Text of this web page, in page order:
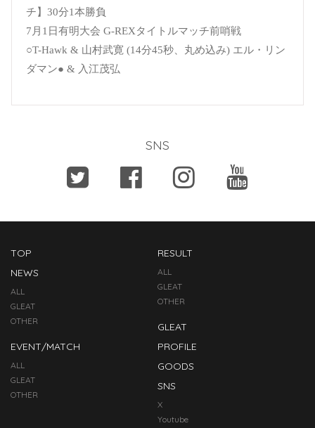
チ】30分1本勝負
7月1日有明大会 G-REXタイトルマッチ前哨戦
○T-Hawk & 山村武寛 (14分45秒、丸め込み) エル・リン
ダマン● & 入江茂弘
SNS
TOP
NEWS
ALL
GLEAT
OTHER
EVENT/MATCH
ALL
GLEAT
OTHER
RESULT
ALL
GLEAT
OTHER
GLEAT
PROFILE
GOODS
SNS
X
Youtube